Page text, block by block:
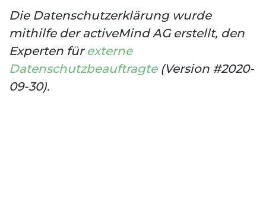
Die Datenschutzerklärung wurde
mithilfe der activeMind AG erstellt, den
Experten für externe
Datenschutzbeauftragte(Version #2020-
09-30).